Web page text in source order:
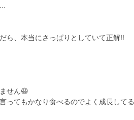
ら、本当にさっぱりとしていて正解‼️
せん😆
ってもかなり食べるのでよく成長してる